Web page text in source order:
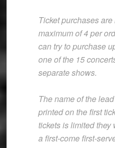
Ticket purchases
maximum of 4 per
can try to purchase
one of the 15
separate shows.
The name of the
printed on the first
tickets is limited
a first-come first-